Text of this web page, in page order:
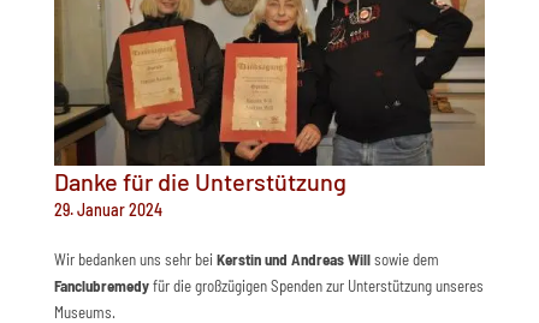
Danke für die Unterstützung
29. Januar 2024
Wir bedanken uns sehr bei Kerstin und Andreas Willsowie dem
Fanclubremedyfür die großzügigen Spenden zur Unterstützung unseres
Museums.